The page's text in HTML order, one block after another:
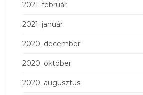
2021. február
2021. január
2020. december
2020. október
2020. augusztus